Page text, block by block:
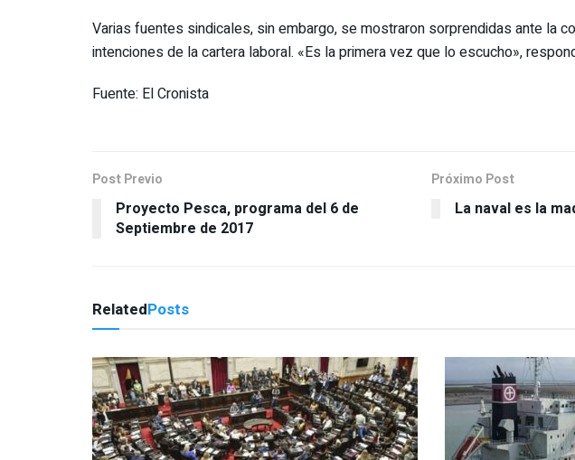
Varias fuentes sindicales, sin embargo, se mostraron sorprendidas ante la
intenciones de la cartera laboral. «Es la primera vez que lo escucho»,
Fuente: El Cronista
Post Previo
Proyecto Pesca, programa del 6 de
Septiembre de 2017
Próximo Post
La naval es la
RelatedPosts